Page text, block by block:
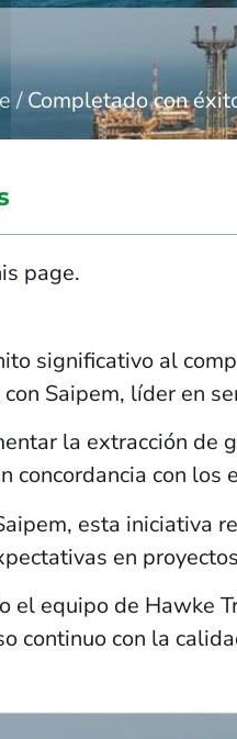
/Completado con
page.
significativo al
Saipem, líder en
la extracción
concordancia con
esta iniciativa
en
el equipo de Hawke
continuo con la